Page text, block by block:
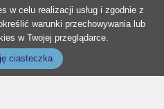
w celu realizacji usług i zgodnie z
warunki przechowywania lub
w Twojej przeglądarce.
ciasteczka